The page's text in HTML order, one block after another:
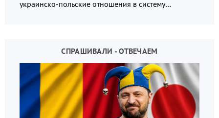
украинско-польские отношения в систему
СПРАШИВАЛИ - ОТВЕЧАЕМ